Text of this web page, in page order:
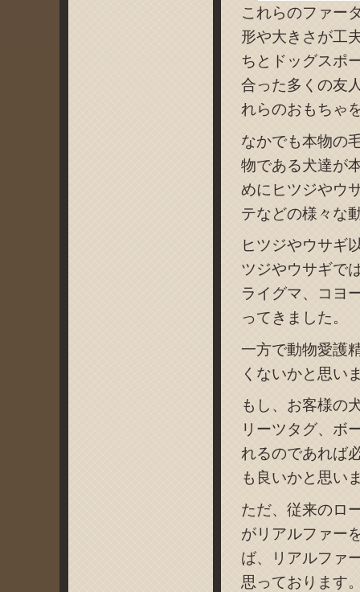
これらのファー
形や大きさが工
ちとドッグスポ
合った多くの友
れらのおもちゃ
なかでも本物の
物である犬達が
めにヒツジやウ
テなどの様々な
ヒツジやウサギ
ツジやウサギで
ライグマ、コヨ
ってきました。
一方で動物愛護
くないかと思い
もし、お客様の
リーツタグ、ボ
れるのであれば
も良いかと思い
ただ、従来のロ
がリアルファー
ば、リアルファ
思っております